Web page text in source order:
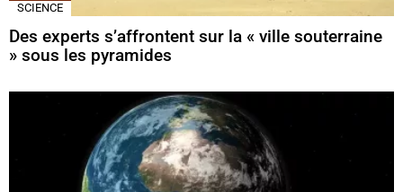
SCIENCE
Des experts s’affrontent sur la « ville souterraine
» sous les pyramides